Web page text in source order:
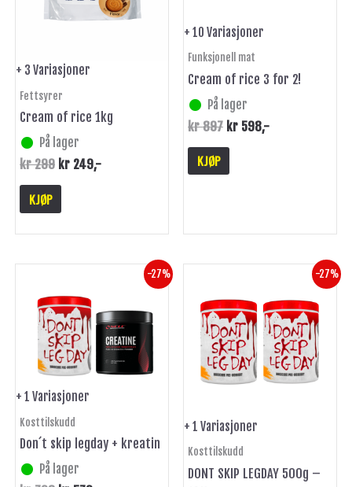
+ 3 Variasjoner
Fettsyrer
Cream of rice 1kg
På lager
kr299 kr 249,-
KJØP
produktsiden
+ 10 Variasjoner
Funksjonell mat
Cream of rice 3 for 2!
På lager
kr897 kr 598,-
KJØP
-27%
+ 1 Variasjoner
Kosttilskudd
Don´t skip legday + kreatin
På lager
var:
kr 798.
Nåværende
kr 579.
har
flere
varianter.
Alternativene
kan
velges
på
produktsiden
-27%
+ 1 Variasjoner
Kosttilskudd
DONT SKIP LEGDAY 500g –
var:
kr 1,098.
Nåværende
er:
kr 799.
har
flere
varianter.
Alternativene
kan
på
produktsiden